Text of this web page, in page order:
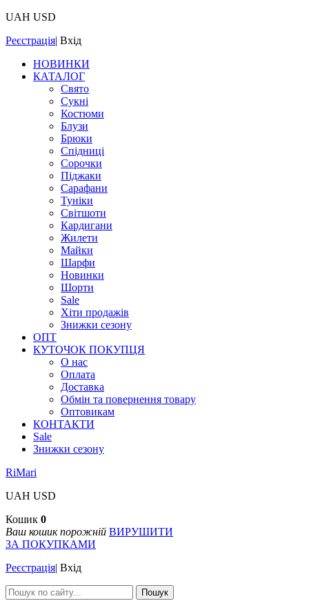
UAH USD
Реєстрація| Вхід
НОВИНКИ
КАТАЛОГ
Свято
Сукні
Костюми
Блузи
Брюки
Спідниці
Сорочки
Піджаки
Сарафани
Туніки
Світшоти
Кардигани
Жилети
Майки
Шарфи
Новинки
Шорти
Sale
Хіти продажів
Знижки сезону
ОПТ
КУТОЧОК ПОКУПЦЯ
О нас
Оплата
Доставка
Обмін та повернення товару
Оптовикам
КОНТАКТИ
Sale
Знижки сезону
RiMari
UAH USD
Кошик 0
Ваш кошик порожній ВИРУШИТИ
ЗА ПОКУПКАМИ
Реєстрація| Вхід
Пошук